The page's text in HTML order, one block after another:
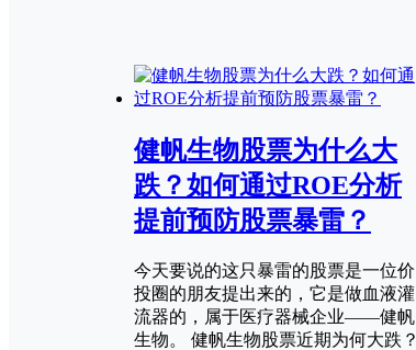
健帆生物股票为什么大
跌？如何通过ROE分析
提前预防股票暴雷？
今天要说的这只暴雷的股票是一位价
投圈的朋友提出来的，它是做血液灌
流器的，属于医疗器械企业——健帆
生物。 健帆生物股票近期为何大跌？